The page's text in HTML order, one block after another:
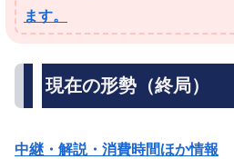
ます。
現在の形勢（終局）
中継・解説・消費時間ほか情報